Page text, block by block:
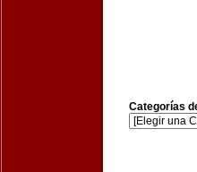
Categorías